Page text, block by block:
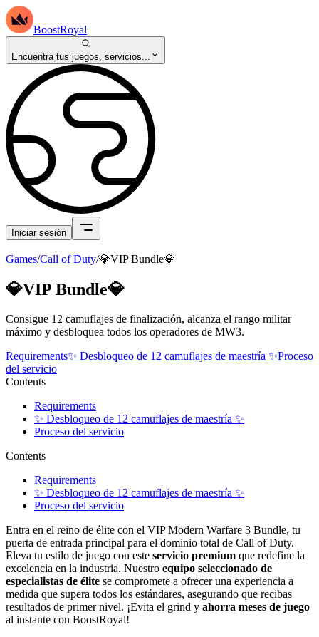
BoostRoyal
Encuentra tus juegos, servicios...
Iniciar sesión
Games/Call of Duty/💎VIP Bundle💎
💎VIP Bundle💎
Consigue 12 camuflajes de finalización, alcanza el rango militar
máximo y desbloquea todos los operadores de MW3.
Requirements✨ Desbloqueo de 12 camuflajes de maestría ✨Proceso
del servicio
Contents
Requirements
✨ Desbloqueo de 12 camuflajes de maestría ✨
Proceso del servicio
Contents
Requirements
✨ Desbloqueo de 12 camuflajes de maestría ✨
Proceso del servicio
Entra en el reino de élite con el VIP Modern Warfare 3 Bundle, tu
puerta de entrada principal para el dominio total de Call of Duty.
Eleva tu estilo de juego con este servicio premium que redefine la
excelencia en la industria. Nuestro equipo seleccionado de
especialistas de élite se compromete a ofrecer una experiencia a
medida que supera todos los estándares, asegurando que recibas
resultados de primer nivel. ¡Evita el grind y ahorra meses de juego
al instante con BoostRoyal!